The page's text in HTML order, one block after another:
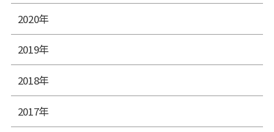
2020年
2019年
2018年
2017年